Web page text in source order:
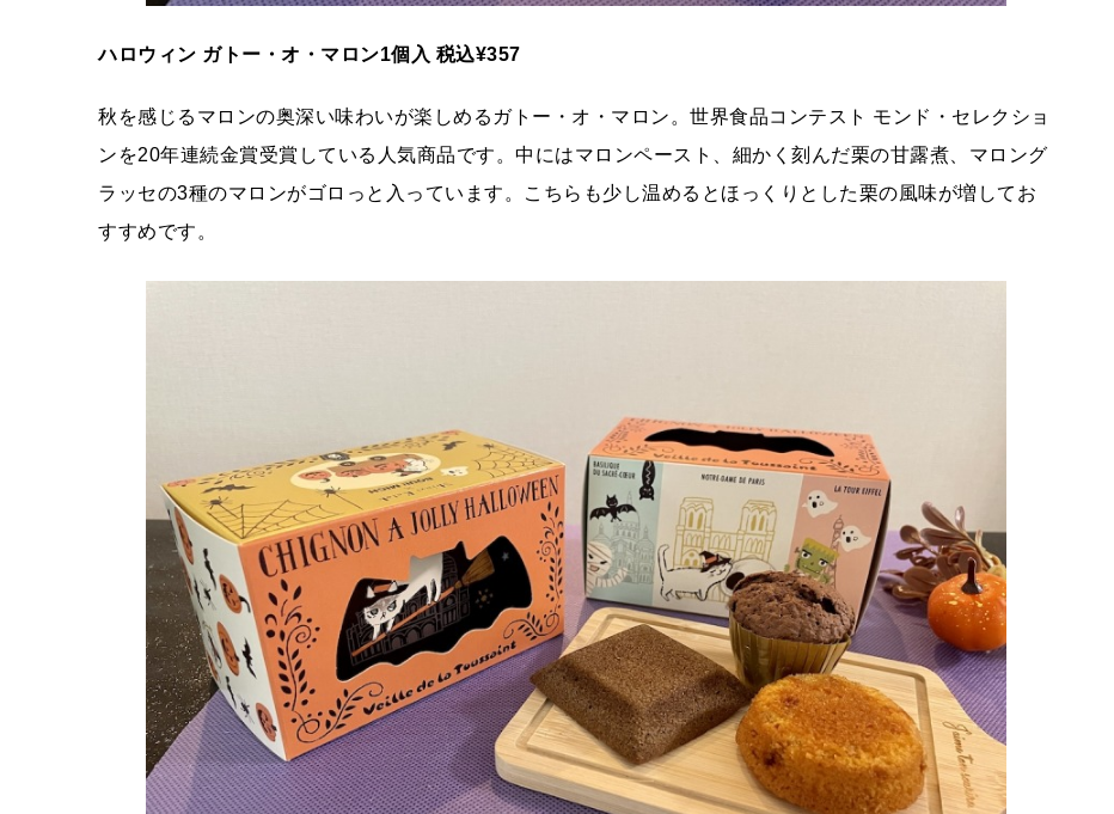
ハロウィン ガトー・オ・マロン1個入 税込¥357
秋を感じるマロンの奥深い味わいが楽しめるガトー・オ・マロン。世界食品コンテスト モンド・セレクショ
ンを20年連続金賞受賞している人気商品です。中にはマロンペースト、細かく刻んだ栗の甘露煮、マロング
ラッセの3種のマロンがゴロっと入っています。こちらも少し温めるとほっくりとした栗の風味が増してお
すすめです。